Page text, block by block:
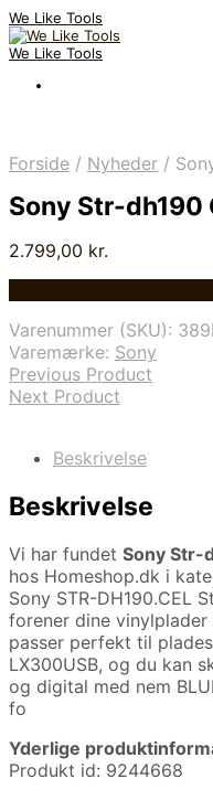
We Like Tools
We Like Tools
Forside / Nyheder /
Sony Str-dh190
2.799,00 kr.
Varenummer (SKU):
Varemærke: Sony
Previous Product
Next Product
Beskrivelse
Beskrivelse
Vi har fundet Sony Str-
hos Homeshop.dk i
Sony STR-DH190.CEL
forener dine
passer perfekt til
LX300USB, og du kan
og digital med nem
fo
Yderlige
Produkt id: 9244668